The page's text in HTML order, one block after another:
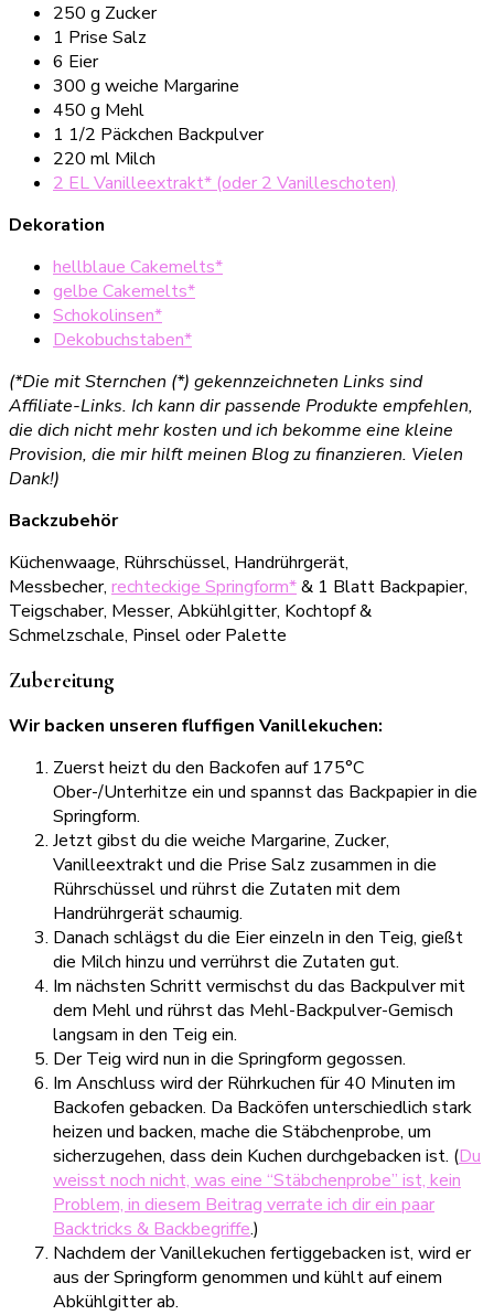
250 g Zucker
1 Prise Salz
6 Eier
300 g weiche Margarine
450 g Mehl
1 1/2 Päckchen Backpulver
220 ml Milch
2 EL Vanilleextrakt* (oder 2 Vanilleschoten)
Dekoration
hellblaue Cakemelts*
gelbe Cakemelts*
Schokolinsen*
Dekobuchstaben*
(*Die mit Sternchen (*) gekennzeichneten Links sind
Affiliate-Links. Ich kann dir passende Produkte empfehlen,
die dich nicht mehr kosten und ich bekomme eine kleine
Provision, die mir hilft meinen Blog zu finanzieren. Vielen
Dank!)
Backzubehör
Küchenwaage, Rührschüssel, Handrührgerät,
Messbecher, rechteckige Springform*& 1 Blatt Backpapier,
Teigschaber, Messer, Abkühlgitter, Kochtopf &
Schmelzschale, Pinsel oder Palette
Zubereitung
Wir backen unseren fluffigen Vanillekuchen:
Zuerst heizt du den Backofen auf 175°C
Ober-/Unterhitze ein und spannst das Backpapier in die
Springform.
Jetzt gibst du die weiche Margarine, Zucker,
Vanilleextrakt und die Prise Salz zusammen in die
Rührschüssel und rührst die Zutaten mit dem
Handrührgerät schaumig.
Danach schlägst du die Eier einzeln in den Teig, gießt
die Milch hinzu und verrührst die Zutaten gut.
Im nächsten Schritt vermischst du das Backpulver mit
dem Mehl und rührst das Mehl-Backpulver-Gemisch
langsam in den Teig ein.
Der Teig wird nun in die Springform gegossen.
Im Anschluss wird der Rührkuchen für 40 Minuten im
Backofen gebacken. Da Backöfen unterschiedlich stark
heizen und backen, mache die Stäbchenprobe, um
sicherzugehen, dass dein Kuchen durchgebacken ist. (Du
weisst noch nicht, was eine “Stäbchenprobe” ist, kein
Problem, in diesem Beitrag verrate ich dir ein paar
Backtricks & Backbegriffe.)
Nachdem der Vanillekuchen fertiggebacken ist, wird er
aus der Springform genommen und kühlt auf einem
Abkühlgitter ab.